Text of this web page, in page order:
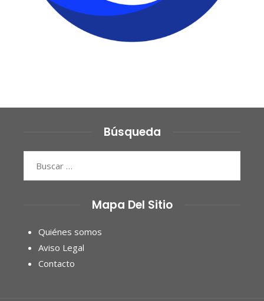
Búsqueda
Mapa Del Sitio
Quiénes somos
Aviso Legal
Contacto